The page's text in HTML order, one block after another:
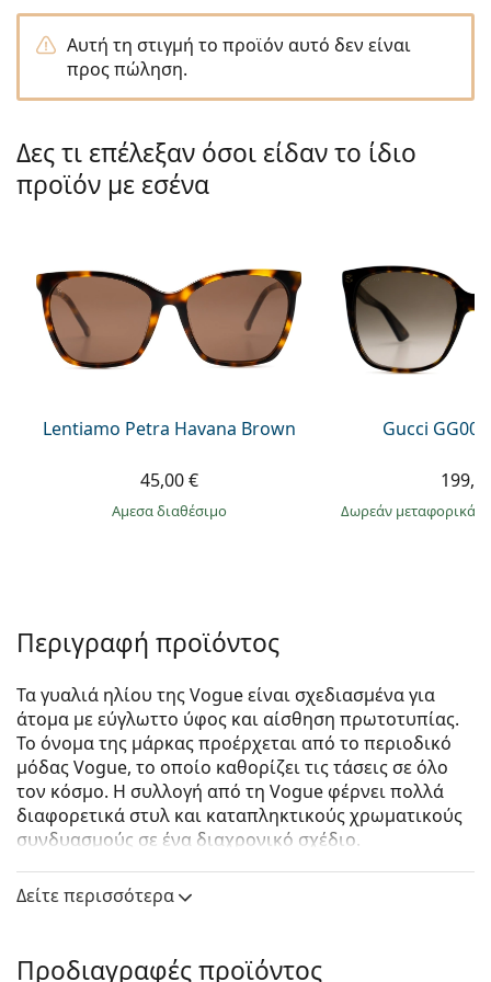
Persol
Prada
Όλες οι μάρκες
Αυτή τη στιγμή το προϊόν αυτό δεν είναι
προς πώληση.
Δες τι επέλεξαν όσοι είδαν το ίδιο
προϊόν με εσένα
Lentiamo Petra Havana Brown
45,00 €
άμεσα διαθέσιμο
Gucci
Δωρεάν μεταφορικά
Περιγραφή προϊόντος
Τα γυαλιά ηλίου της Vogue είναι σχεδιασμένα για
άτομα με εύγλωττο ύφος και αίσθηση πρωτοτυπίας.
Το όνομα της μάρκας προέρχεται από το περιοδικό
μόδας Vogue, το οποίο καθορίζει τις τάσεις σε όλο
τον κόσμο. Η συλλογή από τη Vogue φέρνει πολλά
διαφορετικά στυλ και καταπληκτικούς χρωματικούς
συνδυασμούς σε ένα διαχρονικό σχέδιο.
Vogue 0VO 5426S W65613 54είναι γυναικεία γυαλιά
ηλίου.
με τη λειτουργία του Εικονικού καθρέφτη του
Δείτε περισσότερα
Προδιαγραφές προϊόντος